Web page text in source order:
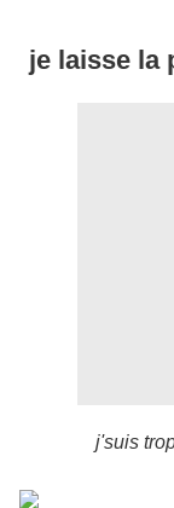
je laisse la
j'suis